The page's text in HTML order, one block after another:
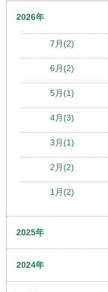
2026年
7月(2)
6月(2)
5月(1)
4月(3)
3月(1)
2月(2)
1月(2)
2025年
2024年